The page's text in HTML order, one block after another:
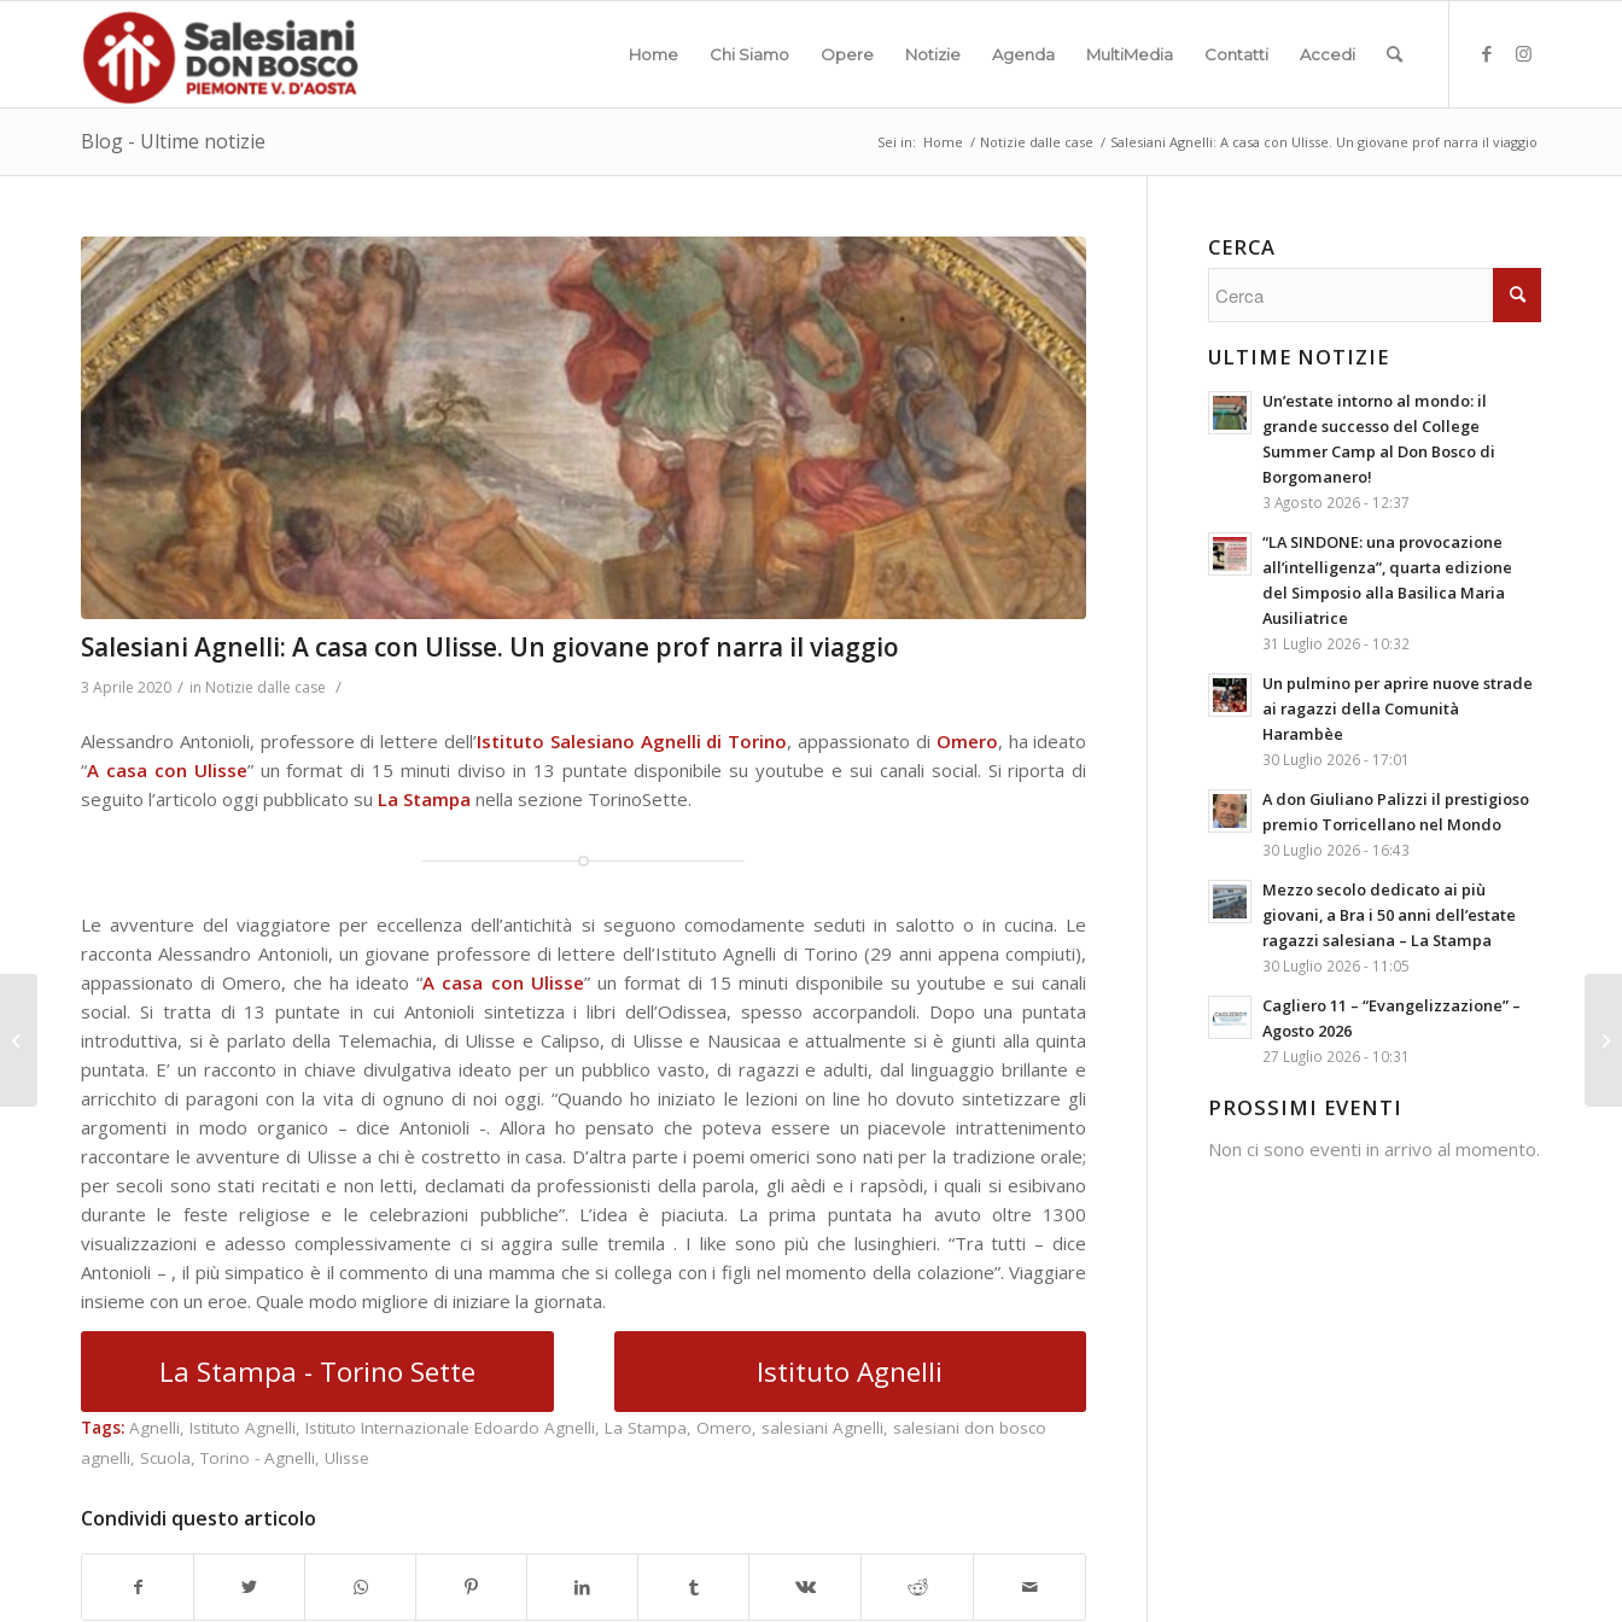
Home Chi Siamo Opere Notizie Agenda MultiMedia Contatti Accedi
Blog - Ultime notizie Sei in: Home / Notizie dalle case / Salesiani Agnelli: A casa con Ulisse. Un giovane prof narra il viaggio
Salesiani Agnelli: A casa con Ulisse. Un giovane prof narra il viaggio
3 Aprile 2020 / in Notizie dalle case /
Alessandro Antonioli, professore di lettere dell’Istituto Salesiano Agnelli di Torino, appassionato di Omero, ha ideato
“A casa con Ulisse” un format di 15 minuti diviso in 13 puntate disponibile su youtube e sui canali social. Si riporta di
seguito l’articolo oggi pubblicato su La Stampa nella sezione TorinoSette.
Le avventure del viaggiatore per eccellenza dell’antichità si seguono comodamente seduti in salotto o in cucina. Le
racconta Alessandro Antonioli, un giovane professore di lettere dell’Istituto Agnelli di Torino (29 anni appena compiuti),
appassionato di Omero, che ha ideato “A casa con Ulisse” un format di 15 minuti disponibile su youtube e sui canali
social. Si tratta di 13 puntate in cui Antonioli sintetizza i libri dell’Odissea, spesso accorpandoli. Dopo una puntata
introduttiva, si è parlato della Telemachia, di Ulisse e Calipso, di Ulisse e Nausicaa e attualmente si è giunti alla quinta
puntata. E’ un racconto in chiave divulgativa ideato per un pubblico vasto, di ragazzi e adulti, dal linguaggio brillante e
arricchito di paragoni con la vita di ognuno di noi oggi. “Quando ho iniziato le lezioni on line ho dovuto sintetizzare gli
argomenti in modo organico – dice Antonioli -. Allora ho pensato che poteva essere un piacevole intrattenimento
raccontare le avventure di Ulisse a chi è costretto in casa. D’altra parte i poemi omerici sono nati per la tradizione orale;
per secoli sono stati recitati e non letti, declamati da professionisti della parola, gli aèdi e i rapsòdi, i quali si esibivano
durante le feste religiose e le celebrazioni pubbliche”. L’idea è piaciuta. La prima puntata ha avuto oltre 1300
visualizzazioni e adesso complessivamente ci si aggira sulle tremila . I like sono più che lusinghieri. “Tra tutti – dice
Antonioli – , il più simpatico è il commento di una mamma che si collega con i figli nel momento della colazione”. Viaggiare
insieme con un eroe. Quale modo migliore di iniziare la giornata.
La Stampa - Torino Sette Istituto Agnelli
Tags: Agnelli, Istituto Agnelli, Istituto Internazionale Edoardo Agnelli, La Stampa, Omero, salesiani Agnelli, salesiani don bosco
agnelli, Scuola, Torino - Agnelli, Ulisse
Condividi questo articolo
CERCA
ULTIME NOTIZIE
Un’estate intorno al mondo: il
grande successo del College
Summer Camp al Don Bosco di
Borgomanero!
3 Agosto 2026 - 12:37
“LA SINDONE: una provocazione
all’intelligenza”, quarta edizione
del Simposio alla Basilica Maria
Ausiliatrice
31 Luglio 2026 - 10:32
Un pulmino per aprire nuove strade
ai ragazzi della Comunità
Harambèe
30 Luglio 2026 - 17:01
A don Giuliano Palizzi il prestigioso
premio Torricellano nel Mondo
30 Luglio 2026 - 16:43
Mezzo secolo dedicato ai più
giovani, a Bra i 50 anni dell’estate
ragazzi salesiana – La Stampa
30 Luglio 2026 - 11:05
Cagliero 11 – “Evangelizzazione” –
Agosto 2026
27 Luglio 2026 - 10:31
PROSSIMI EVENTI
Non ci sono eventi in arrivo al momento.
Il Salice: Dante per noi